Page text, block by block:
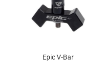
Epic V-Bar